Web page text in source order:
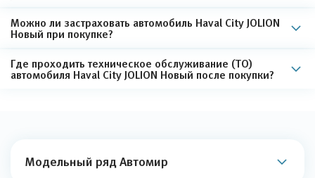
Можно ли застраховать автомобиль Haval City JOLION
Новый при покупке?
Где проходить техническое обслуживание (ТО)
автомобиля Haval City JOLION Новый после покупки?
Модельный ряд Автомир